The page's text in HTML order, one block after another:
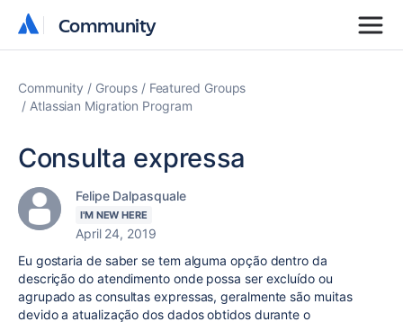
Community
Community
Community Groups
Featured Groups
Atlassian Migration Program
Consulta expressa
Felipe Dalpasquale
I'M NEW HERE
April 24, 2019
Eu gostaria de saber se tem alguma opção dentro da
descrição do atendimento onde possa ser excluído ou
agrupado as consultas expressas, geralmente são muitas
devido a atualização dos dados obtidos durante o